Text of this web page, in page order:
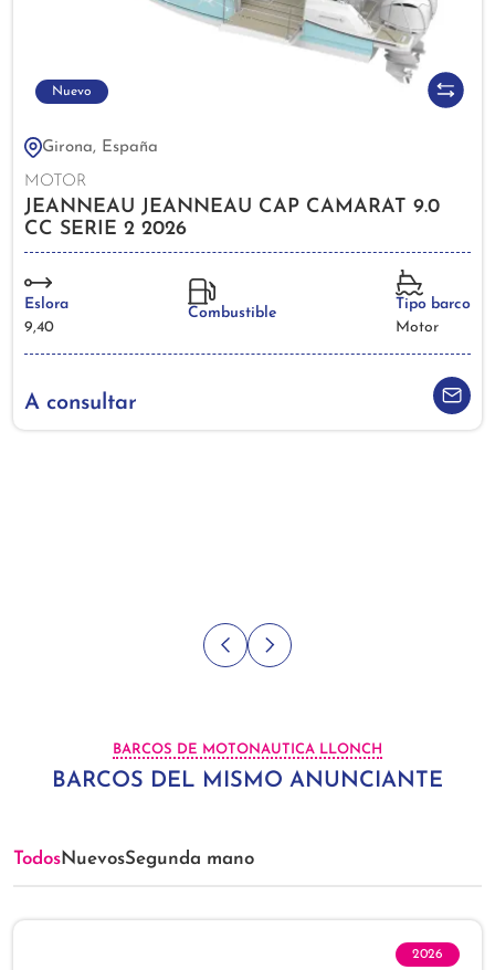
Nuevo
Girona, España
MOTOR
JEANNEAU JEANNEAU CAP CAMARAT 9.0
CC SERIE 2 2026
Eslora
9,40
Combustible
Tipo barco
Motor
A consultar
BARCOS DE MOTONAUTICA LLONCH
BARCOS DEL MISMO ANUNCIANTE
TodosNuevosSegunda mano
2026